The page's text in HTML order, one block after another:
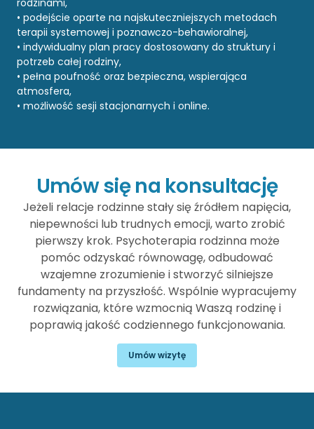
• podejście oparte na najskuteczniejszych metodach
terapii systemowej i poznawczo-behawioralnej,
• indywidualny plan pracy dostosowany do struktury i
potrzeb całej rodziny,
• pełna poufność oraz bezpieczna, wspierająca
atmosfera,
• możliwość sesji stacjonarnych i online.
Umów się na konsultację
Jeżeli relacje rodzinne stały się źródłem napięcia,
niepewności lub trudnych emocji, warto zrobić
pierwszy krok. Psychoterapia rodzinna może
pomóc odzyskać równowagę, odbudować
wzajemne zrozumienie i stworzyć silniejsze
fundamenty na przyszłość. Wspólnie wypracujemy
rozwiązania, które wzmocnią Waszą rodzinę i
poprawią jakość codziennego funkcjonowania.
Umów wizytę